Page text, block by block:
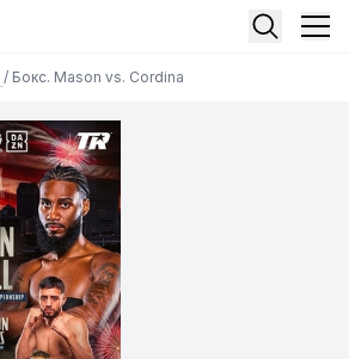
/ Бокс. Mason vs. Cordina